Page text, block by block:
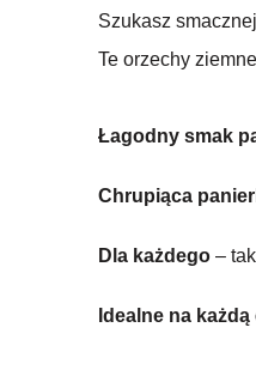
Szukasz
Te orzechy
Łagodny smak
Chrupiąca
Dla każdego –
Idealne na każdą